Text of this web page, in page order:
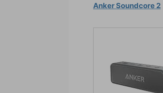
Anker Soundcore 2